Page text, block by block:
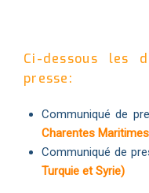
Ci-dessous les
presse:
Communiqué de
Charentes
Communiqué de
Turquie et Syrie)